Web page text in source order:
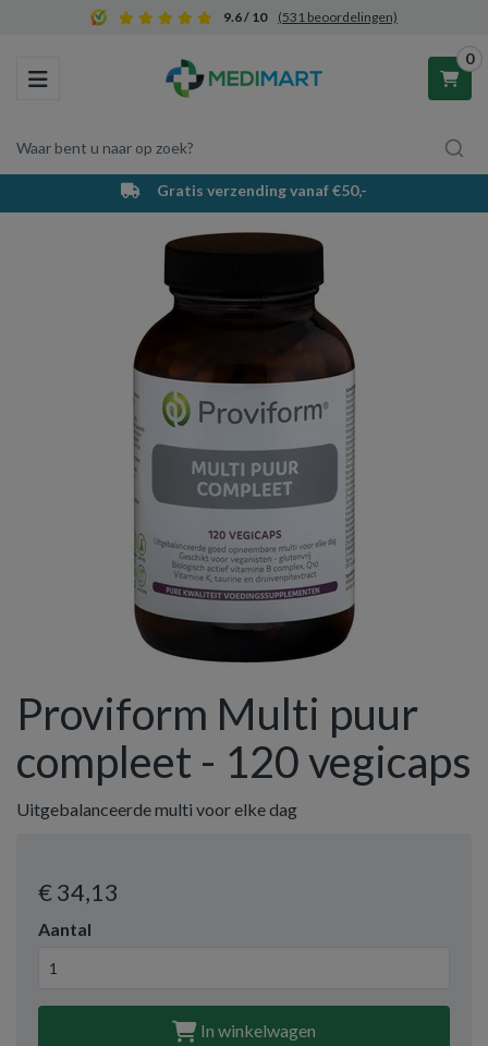
9.6 / 10 (531 beoordelingen)
Toggle navigation
Waar bent u naar op zoek?
0
Winkelwagen
Uw winkelwagen is leeg.
Vul hem met producten.
PostNL bezorging & afhaalpunten
Proviform Multi puur
compleet - 120 vegicaps
Uitgebalanceerde multi voor elke dag
€ 34,13
Aantal
In winkelwagen